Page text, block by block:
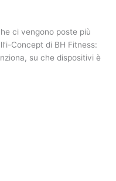
ci vengono poste più
Concept di BH Fitness:
su che dispositivi è